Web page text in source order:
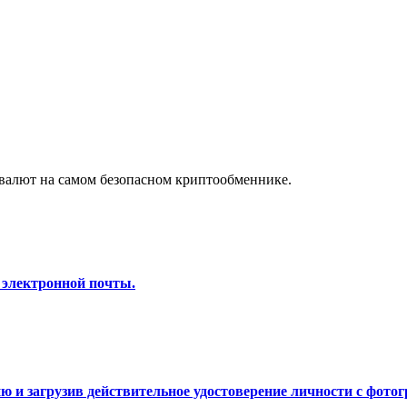
трейдинг
на самом безопасном криптообменнике.
почты.
загрузив действительное удостоверение личности с